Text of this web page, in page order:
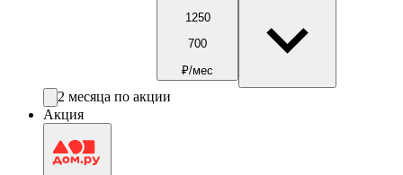
1250
700
₽/мес
2 месяца по акции
Акция